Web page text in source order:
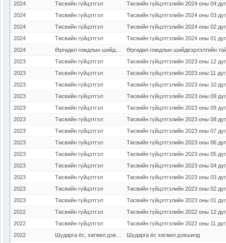
2024
Төсвийн гүйцэтгэл
Төсвийн гүйцэтгэлийн 2024 оны 04
2024
Төсвийн гүйцэтгэл
Төсвийн гүйцэтгэлийн 2024 оны 03
2024
Төсвийн гүйцэтгэл
Төсвийн гүйцэтгэлийн 2024 оны 02
2024
Төсвийн гүйцэтгэл
Төсвийн гүйцэтгэлийн 2024 оны 01
2024
Өргөдөл гомдлын шийдвэрлэлтийн
2023
Төсвийн гүйцэтгэл
Төсвийн гүйцэтгэлийн 2023 оны 12
2023
Төсвийн гүйцэтгэл
Төсвийн гүйцэтгэлийн 2023 оны 11
2023
Төсвийн гүйцэтгэл
Төсвийн гүйцэтгэлийн 2023 оны 10
2023
Төсвийн гүйцэтгэл
Төсвийн гүйцэтгэлийн 2023 оны 09
2023
Төсвийн гүйцэтгэл
Төсвийн гүйцэтгэлийн 2023 оны 09
2023
Төсвийн гүйцэтгэл
Төсвийн гүйцэтгэлийн 2023 оны 08
2023
Төсвийн гүйцэтгэл
Төсвийн гүйцэтгэлийн 2023 оны 07
2023
Төсвийн гүйцэтгэл
Төсвийн гүйцэтгэлийн 2023 оны 06
2023
Төсвийн гүйцэтгэл
Төсвийн гүйцэтгэлийн 2023 оны 05
2023
Төсвийн гүйцэтгэл
Төсвийн гүйцэтгэлийн 2023 оны 04
2023
Төсвийн гүйцэтгэл
Төсвийн гүйцэтгэлийн 2023 оны 03
2023
Төсвийн гүйцэтгэл
Төсвийн гүйцэтгэлийн 2023 оны 02
2023
Төсвийн гүйцэтгэл
Төсвийн гүйцэтгэлийн 2023 оны 01
2022
Төсвийн гүйцэтгэл
Төсвийн гүйцэтгэлийн 2022 оны 12
2022
Төсвийн гүйцэтгэл
Төсвийн гүйцэтгэлийн 2022 оны 11
2022
Шударга ёс хөгжил дэвшилд